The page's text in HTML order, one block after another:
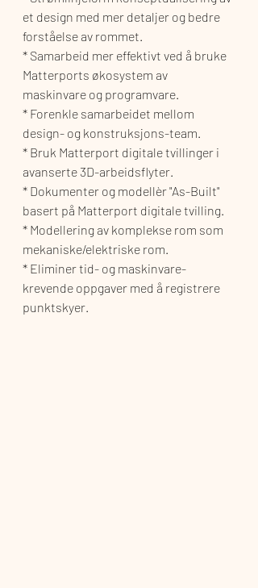
et design med mer detaljer og bedre
forståelse av rommet.
* Samarbeid mer effektivt ved å bruke
Matterports økosystem av
maskinvare og programvare.
* Forenkle samarbeidet mellom
design- og konstruksjons-team.
* Bruk Matterport digitale tvillinger i
avanserte 3D-arbeidsflyter.
* Dokumenter og modellèr "As-Built"
basert på Matterport digitale tvilling.
* Modellering av komplekse rom som
mekaniske/elektriske rom.
* Eliminer tid- og maskinvare-
krevende oppgaver med å registrere
punktskyer.